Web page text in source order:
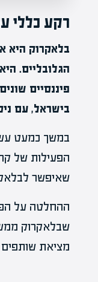
רקע כללי
בלאקרוק היא
הגלובליים.
פיננסיים
בישראל, עם
במשך כמעט
הפעילות של
שאיפשר
ההחלטה על
שבלאקרוק
מציאת